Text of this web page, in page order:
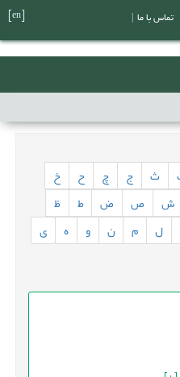
ث ج چ ح
خ
ش ص ض ط
ظ
ل م ن و ه ی
تماس با ما